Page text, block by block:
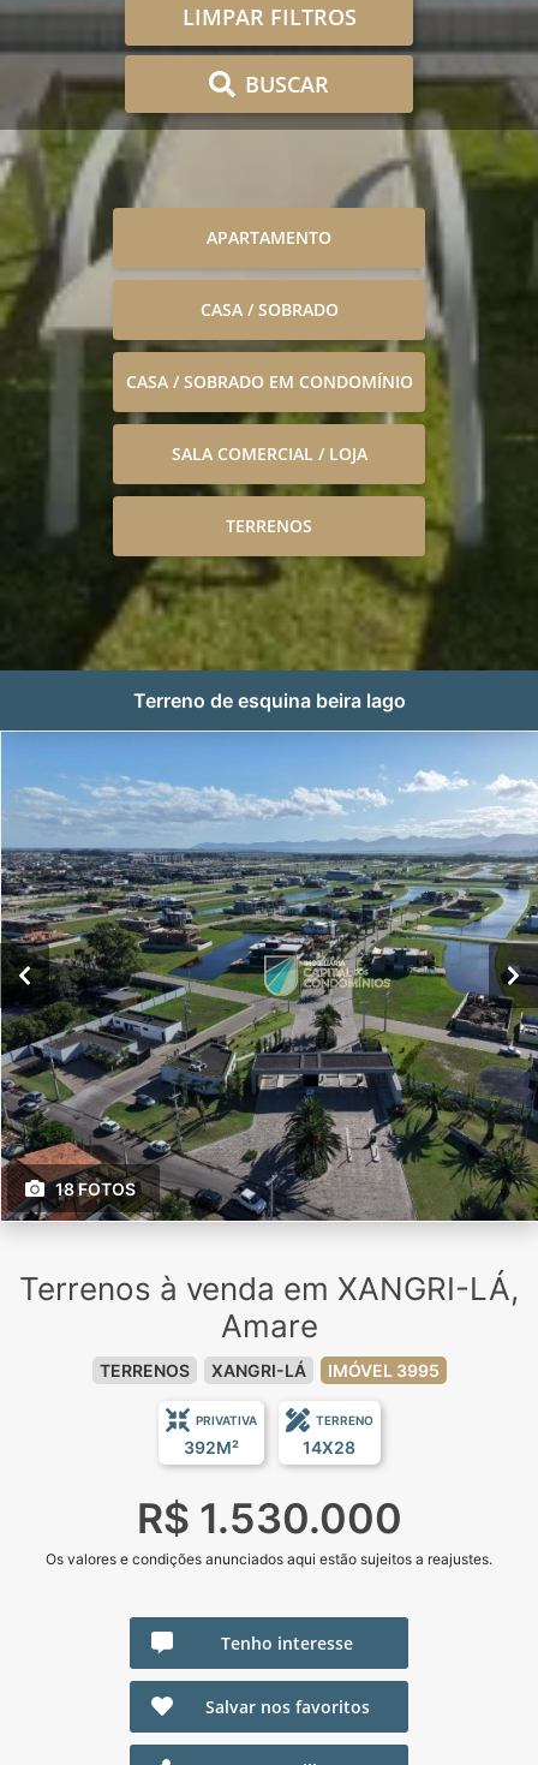
LIMPAR FILTROS
BUSCAR
APARTAMENTO
CASA / SOBRADO
CASA / SOBRADO EM CONDOMÍNIO
SALA COMERCIAL / LOJA
TERRENOS
Terreno de esquina beira lago
18 FOTOS
Terrenos à venda em XANGRI-LÁ,
Amare
TERRENOS XANGRI-LÁ IMÓVEL 3995
PRIVATIVA
392M²
TERRENO
14X28
R$ 1.530.000
Os valores e condições anunciados aqui estão sujeitos a reajustes.
Tenho interesse
Salvar nos favoritos